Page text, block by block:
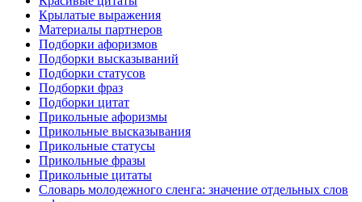
Крылатые выражения
Материалы партнеров
Подборки афоризмов
Подборки высказываний
Подборки статусов
Подборки фраз
Подборки цитат
Прикольные афоризмы
Прикольные высказывания
Прикольные статусы
Прикольные фразы
Прикольные цитаты
Словарь молодежного сленга: значение отдельных слов